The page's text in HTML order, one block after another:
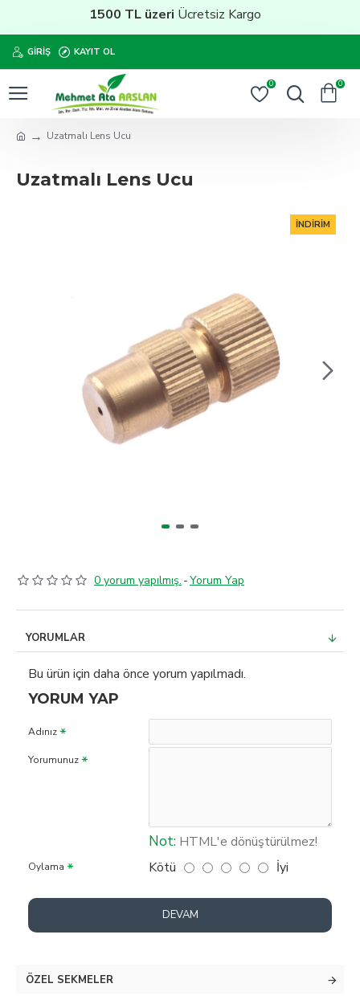
1500 TL üzeriÜcretsiz Kargo
GIRIŞ KAYIT OL
0 0
Uzatmalı Lens Ucu
Uzatmalı Lens Ucu
İNDIRIM
0 yorum yapılmış. -Yorum Yap
YORUMLAR
Bu ürün için daha önce yorum yapılmadı.
YORUM YAP
Adınız
Yorumunuz
Not: HTML'e dönüştürülmez!
Oylama Kötü İyi
DEVAM
ÖZEL SEKMELER